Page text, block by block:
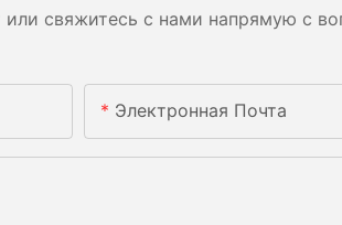
свяжитесь с нами напрямую с
Электронная Почта